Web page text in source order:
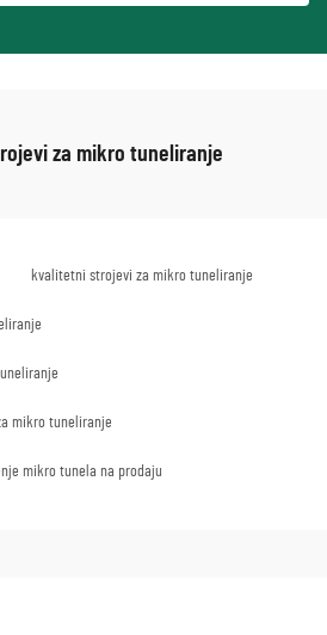
za mikro tuneliranje
kvalitetni strojevi za mikro tuneliranje
mikro tuneliranje
mikro tunela na prodaju